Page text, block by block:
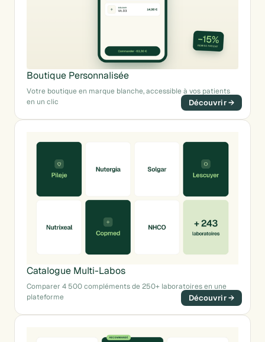
Boutique Personnalisée
Votre boutique en marque blanche, accessible à vos patients
en un clic
Catalogue Multi-Labos
Comparer 4 500 compléments de 250+ laboratoires en une
plateforme